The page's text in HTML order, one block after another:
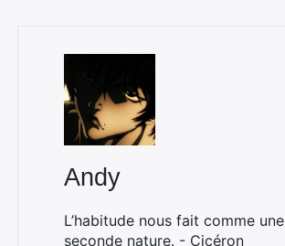
Andy
L’habitude nous fait comme une
seconde nature. - Cicéron